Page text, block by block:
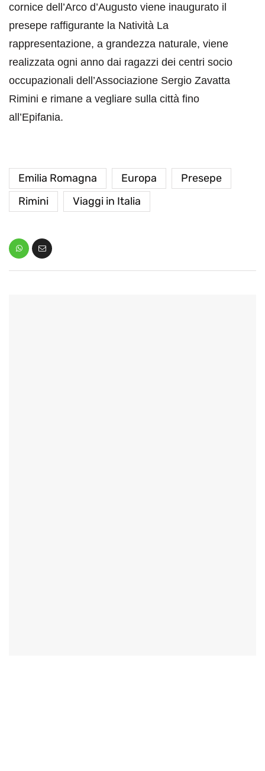
cornice dell’Arco d’Augusto viene inaugurato il
presepe raffigurante la Natività La
rappresentazione, a grandezza naturale, viene
realizzata ogni anno dai ragazzi dei centri socio
occupazionali dell’Associazione Sergio Zavatta
Rimini e rimane a vegliare sulla città fino
all’Epifania.
Emilia Romagna Europa
Presepe
Rimini
Viaggi in Italia